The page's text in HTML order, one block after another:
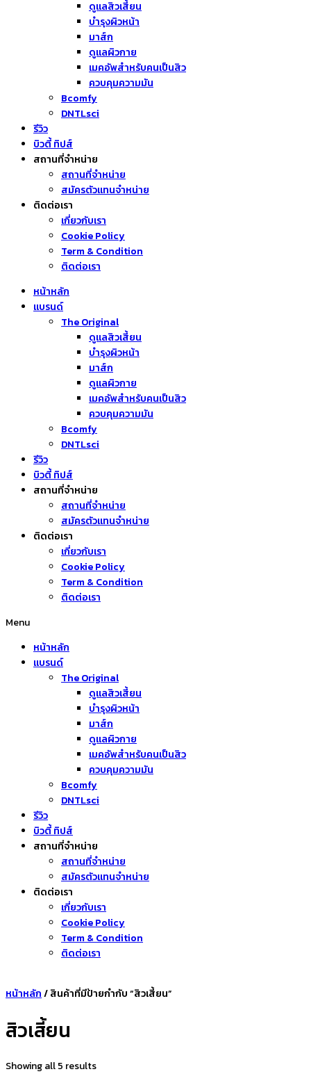
ดูแลสิวเสี้ยน
บำรุงผิวหน้า
มาส์ก
ดูแลผิวกาย
เมคอัพสำหรับคนเป็นสิว
ควบคุมความมัน
Bcomfy
DNTLsci
รีวิว
บิวตี้ ทิปส์
สถานที่จำหน่าย
สถานที่จำหน่าย
สมัครตัวแทนจำหน่าย
ติดต่อเรา
เกี่ยวกับเรา
Cookie Policy
Term & Condition
ติดต่อเรา
หน้าหลัก
แบรนด์
The Original
ดูแลสิวเสี้ยน
บำรุงผิวหน้า
มาส์ก
ดูแลผิวกาย
เมคอัพสำหรับคนเป็นสิว
ควบคุมความมัน
Bcomfy
DNTLsci
รีวิว
บิวตี้ ทิปส์
สถานที่จำหน่าย
สถานที่จำหน่าย
สมัครตัวแทนจำหน่าย
ติดต่อเรา
เกี่ยวกับเรา
Cookie Policy
Term & Condition
ติดต่อเรา
Menu
หน้าหลัก
แบรนด์
The Original
ดูแลสิวเสี้ยน
บำรุงผิวหน้า
มาส์ก
ดูแลผิวกาย
เมคอัพสำหรับคนเป็นสิว
ควบคุมความมัน
Bcomfy
DNTLsci
รีวิว
บิวตี้ ทิปส์
สถานที่จำหน่าย
สถานที่จำหน่าย
สมัครตัวแทนจำหน่าย
ติดต่อเรา
เกี่ยวกับเรา
Cookie Policy
Term & Condition
ติดต่อเรา
หน้าหลัก/ สินค้าที่มีป้ายกำกับ “สิวเสี้ยน”
สิวเสี้ยน
Showing all 5 results